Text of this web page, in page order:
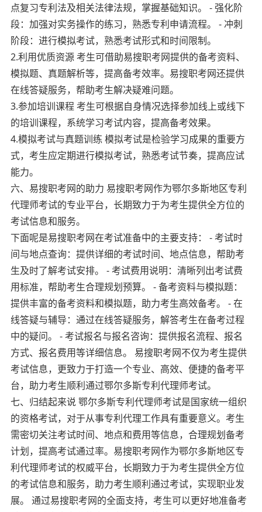
点复习专利法及相关法律法规，掌握基础知识。 - 强化阶
段：加强对实务操作的练习，熟悉专利申请流程。 - 冲刺
阶段：进行模拟考试，熟悉考试形式和时间限制。
2.利用优质资源 考生可借助易搜职考网提供的备考资料、
模拟题、真题解析等，提高备考效率。易搜职考网还提供
在线答疑服务，帮助考生解决疑难问题。
3.参加培训课程 考生可根据自身情况选择参加线上或线下
的培训课程，系统学习考试内容，提高备考效果。
4.模拟考试与真题训练 模拟考试是检验学习成果的重要方
式，考生应定期进行模拟考试，熟悉考试节奏，提高应试
能力。
六、易搜职考网的助力 易搜职考网作为鄂尔多斯地区专利
代理师考试的专业平台，长期致力于为考生提供全方位的
考试信息和服务。
下面呢是易搜职考网在考试准备中的主要支持： - 考试时
间与地点查询：提供详细的考试时间、地点信息，帮助考
生及时了解考试安排。 - 考试费用说明：清晰列出考试费
用标准，帮助考生合理规划预算。 - 备考资料与模拟题：
提供丰富的备考资料和模拟题，助力考生高效备考。 - 在
线答疑与辅导：通过在线答疑服务，解答考生在备考过程
中的疑问。 - 考试报名与报名咨询：提供报名流程、报名
方式、报名费用等详细信息。 易搜职考网不仅为考生提供
考试信息，更致力于打造一个专业、高效、便捷的备考平
台，助力考生顺利通过鄂尔多斯专利代理师考试。
七、归结起来说 鄂尔多斯专利代理师考试是国家统一组织
的资格考试，对于从事专利代理工作具有重要意义。考生
需密切关注考试时间、地点和费用等信息，合理规划备考
计划，提高考试通过率。易搜职考网作为鄂尔多斯地区专
利代理师考试的权威平台，长期致力于为考生提供全方位
的考试信息和服务，助力考生顺利通过考试，实现职业发
展。 通过易搜职考网的全面支持，考生可以更好地准备考